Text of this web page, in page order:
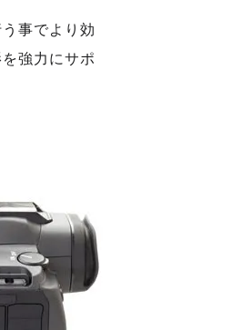
事でより効
強力にサポ